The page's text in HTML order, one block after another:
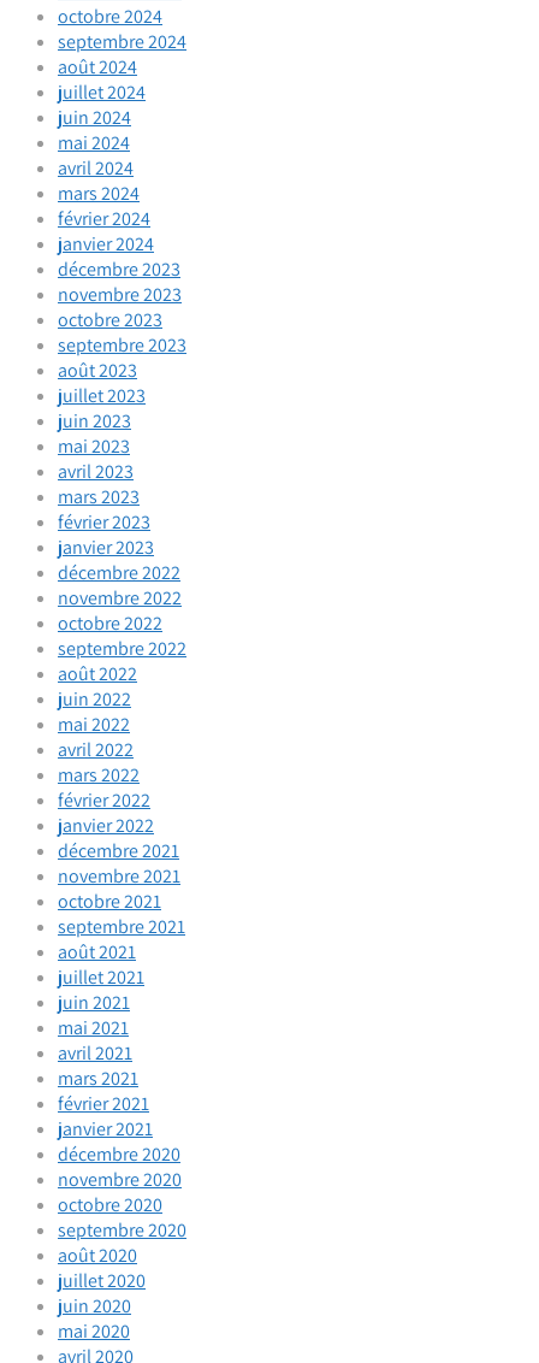
octobre 2024
septembre 2024
août 2024
juillet 2024
juin 2024
mai 2024
avril 2024
mars 2024
février 2024
janvier 2024
décembre 2023
novembre 2023
octobre 2023
septembre 2023
août 2023
juillet 2023
juin 2023
mai 2023
avril 2023
mars 2023
février 2023
janvier 2023
décembre 2022
novembre 2022
octobre 2022
septembre 2022
août 2022
juin 2022
mai 2022
avril 2022
mars 2022
février 2022
janvier 2022
décembre 2021
novembre 2021
octobre 2021
septembre 2021
août 2021
juillet 2021
juin 2021
mai 2021
avril 2021
mars 2021
février 2021
janvier 2021
décembre 2020
novembre 2020
octobre 2020
septembre 2020
août 2020
juillet 2020
juin 2020
mai 2020
avril 2020